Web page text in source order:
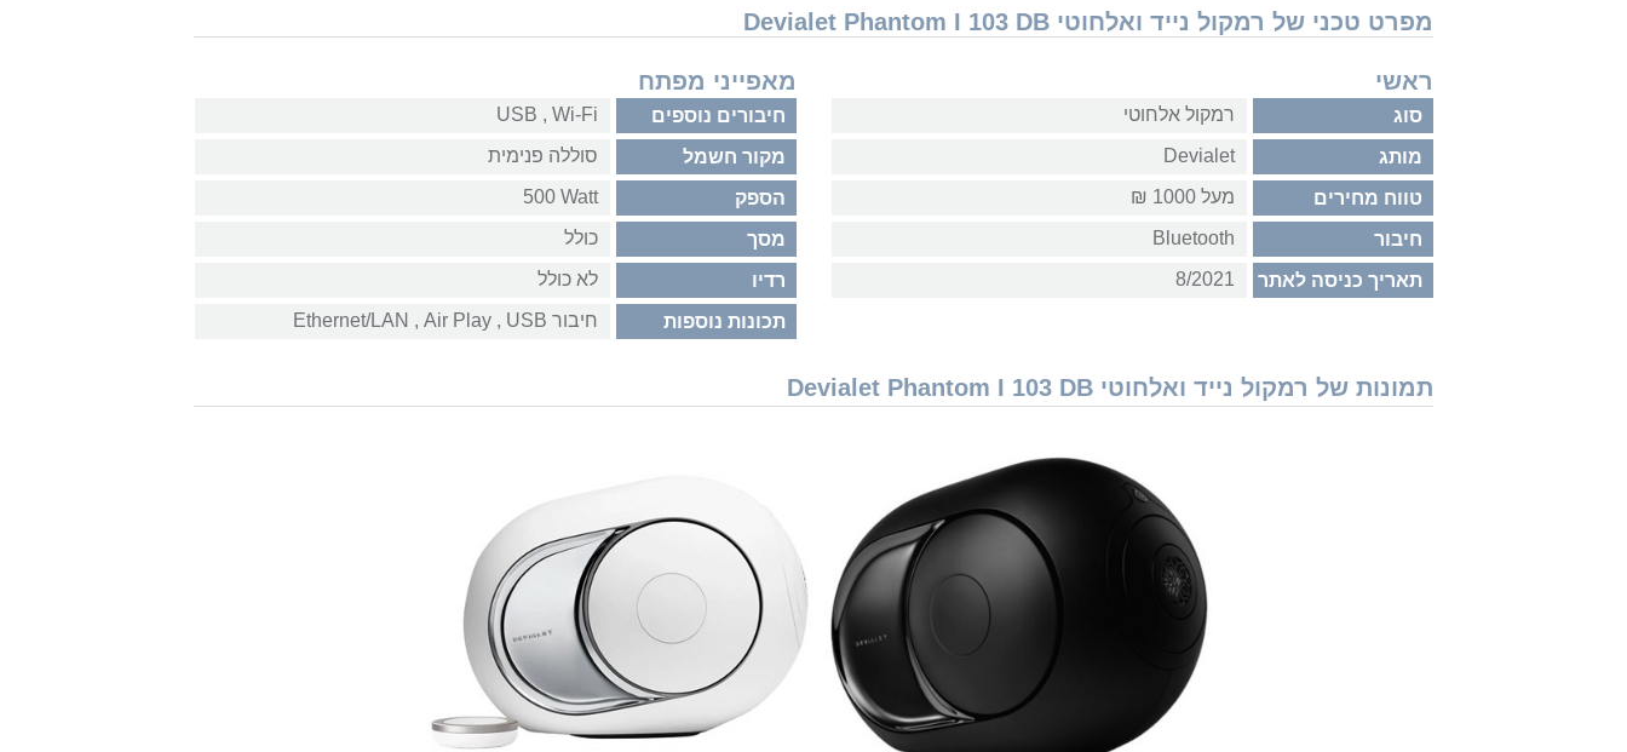
מפרט טכני של רמקול נייד ואלחוטי Devialet Phantom I 103 DB
ראשי
סוג רמקול אלחוטי
מותג Devialet
טווח מחירים מעל 1000 ₪
חיבור Bluetooth
תאריך כניסה לאתר 8/2021
מאפייני מפתח
חיבורים נוספים Wi-Fi‏ , ‏USB
מקור חשמל סוללה פנימית
הספק 500 Watt
מסך כולל
רדיו לא כולל
תכונות נוספות חיבור USB‏ , ‏Air Play‏ , ‏Ethernet/LAN
תמונות של רמקול נייד ואלחוטי Devialet Phantom I 103 DB